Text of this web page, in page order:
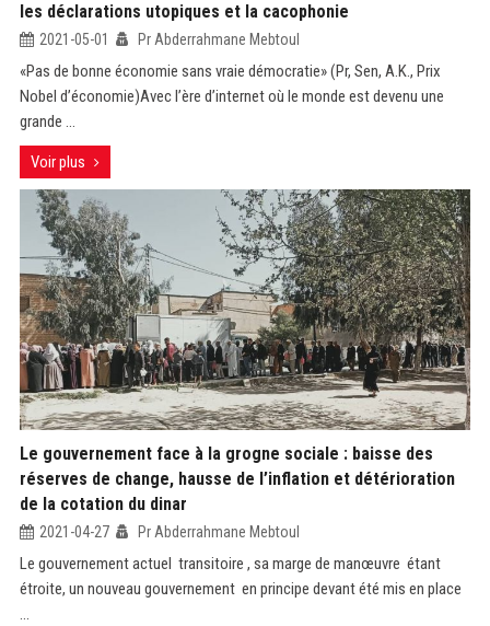
les déclarations utopiques et la cacophonie
2021-05-01 Pr Abderrahmane Mebtoul
«Pas de bonne économie sans vraie démocratie» (Pr, Sen, A.K., Prix
Nobel d’économie)Avec l’ère d’internet où le monde est devenu une
grande ...
Voir plus
Le gouvernement face à la grogne sociale : baisse des
réserves de change, hausse de l’inflation et détérioration
de la cotation du dinar
2021-04-27 Pr Abderrahmane Mebtoul
Le gouvernement actuel transitoire , sa marge de manœuvre étant
étroite, un nouveau gouvernement en principe devant été mis en place
...